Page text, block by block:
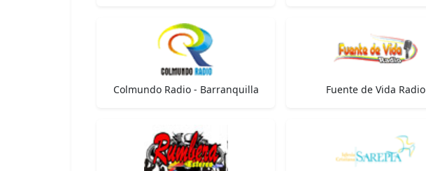
Colmundo Radio - Barranquilla Fuente de Vida Radio